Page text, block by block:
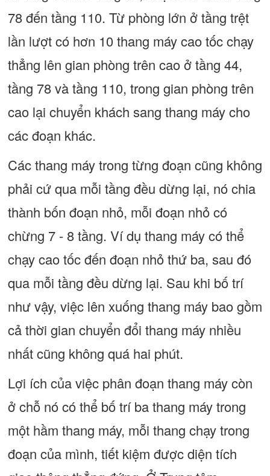
78 đến tầng 110. Từ phòng lớn ở tầng trệt
lần lượt có hơn 10 thang máy cao tốc chạy
thẳng lên gian phòng trên cao ở tầng 44,
tầng 78 và tầng 110, trong gian phòng trên
cao lại chuyển khách sang thang máy cho
các đoạn khác.
Các thang máy trong từng đoạn cũng không
phải cứ qua mỗi tầng đều dừng lại, nó chia
thành bốn đoạn nhỏ, mỗi đoạn nhỏ có
chừng 7 - 8 tầng. Ví dụ thang máy có thể
chạy cao tốc đến đoạn nhỏ thứ ba, sau đó
qua mỗi tầng đều dừng lại. Sau khi bố trí
như vậy, việc lên xuống thang máy bao gồm
cả thời gian chuyển đổi thang máy nhiều
nhất cũng không quá hai phút.
Lợi ích của việc phân đoạn thang máy còn
ở chỗ nó có thể bố trí ba thang máy trong
một hầm thang máy, mỗi thang chạy trong
đoạn của mình, tiết kiệm được diện tích